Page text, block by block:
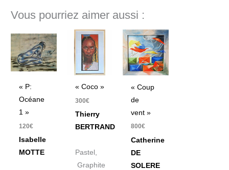
Vous pourriez aimer aussi :
« P:
Océane
1 »
120€
Isabelle
MOTTE
« Coco »
300€
Thierry
BERTRAND
Pastel,
Graphite
« Coup
de
vent »
800€
Catherine
DE
SOLERE